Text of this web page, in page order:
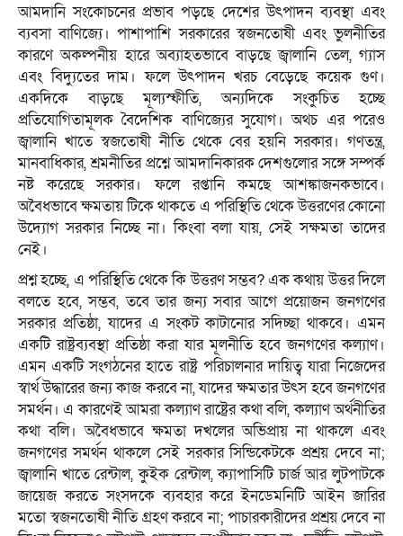
আমদানি সংকোচনের প্রভাব পড়ছে দেশের উৎপাদন ব্যবস্থা এবং
ব্যবসা বাণিজ্যে। পাশাপাশি সরকারের স্বজনতোষী এবং ভুলনীতির
কারণে অকল্পনীয় হারে অব্যাহতভাবে বাড়ছে জ্বালানি তেল, গ্যাস
এবং বিদ্যুতের দাম। ফলে উৎপাদন খরচ বেড়েছে কয়েক গুণ।
একদিকে বাড়ছে মূল্যস্ফীতি, অন্যদিকে সংকুচিত হচ্ছে
প্রতিযোগিতামূলক বৈদেশিক বাণিজ্যের সুযোগ। অথচ এর পরেও
জ্বালানি খাতে স্বজতোষী নীতি থেকে বের হয়নি সরকার। গণতন্ত্র,
মানবাধিকার, শ্রমনীতির প্রশ্নে আমদানিকারক দেশগুলোর সঙ্গে সম্পর্ক
নষ্ট করেছে সরকার। ফলে রপ্তানি কমছে আশঙ্কাজনকভাবে।
অবৈধভাবে ক্ষমতায় টিকে থাকতে এ পরিস্থিতি থেকে উত্তরণের কোনো
উদ্যোগ সরকার নিচ্ছে না। কিংবা বলা যায়, সেই সক্ষমতা তাদের
নেই।
প্রশ্ন হচ্ছে, এ পরিস্থিতি থেকে কি উত্তরণ সম্ভব? এক কথায় উত্তর দিলে
বলতে হবে, সম্ভব, তবে তার জন্য সবার আগে প্রয়োজন জনগণের
সরকার প্রতিষ্ঠা, যাদের এ সংকট কাটানোর সদিচ্ছা থাকবে। এমন
একটি রাষ্ট্রব্যবস্থা প্রতিষ্ঠা করা যার মূলনীতি হবে জনগণের কল্যাণ।
এমন একটি সংগঠনের হাতে রাষ্ট্র পরিচালনার দায়িত্ব যারা নিজেদের
স্বার্থ উদ্ধারের জন্য কাজ করবে না, যাদের ক্ষমতার উৎস হবে জনগণের
সমর্থন। এ কারণেই আমরা কল্যাণ রাষ্ট্রের কথা বলি, কল্যাণ অর্থনীতির
কথা বলি। অবৈধভাবে ক্ষমতা দখলের অভিপ্রায় না থাকলে এবং
জনগণের সমর্থন থাকলে সেই সরকার সিন্ডিকেটকে প্রশ্রয় দেবে না;
জ্বালানি খাতে রেন্টাল, কুইক রেন্টাল, ক্যাপাসিটি চার্জ আর লুটপাটকে
জায়েজ করতে সংসদকে ব্যবহার করে ইনডেমনিটি আইন জারির
মতো স্বজনতোষী নীতি গ্রহণ করবে না; পাচারকারীদের প্রশ্রয় দেবে না